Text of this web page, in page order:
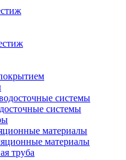
системы
системы
материалы
материалы
труба